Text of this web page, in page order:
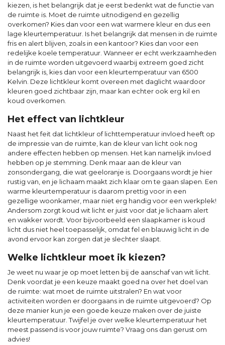
kiezen, is het belangrijk dat je eerst bedenkt wat de functie van
de ruimte is. Moet de ruimte uitnodigend en gezellig
overkomen? Kies dan voor een wat warmere kleur en dus een
lage kleurtemperatuur. Is het belangrijk dat mensen in de ruimte
fris en alert blijven, zoals in een kantoor? Kies dan voor een
redelijke koele temperatuur. Wanneer er echt werkzaamheden
in de ruimte worden uitgevoerd waarbij extreem goed zicht
belangrijk is, kies dan voor een kleurtemperatuur van 6500
Kelvin. Deze lichtkleur komt overeen met daglicht waardoor
kleuren goed zichtbaar zijn, maar kan echter ook erg kil en
koud overkomen.
Het effect van lichtkleur
Naast het feit dat lichtkleur of lichttemperatuur invloed heeft op
de impressie van de ruimte, kan de kleur van licht ook nog
andere effecten hebben op mensen. Het kan namelijk invloed
hebben op je stemming. Denk maar aan de kleur van
zonsondergang, die wat geeloranje is. Doorgaans wordt je hier
rustig van, en je lichaam maakt zich klaar om te gaan slapen. Een
warme kleurtemperatuur is daarom prettig voor in een
gezellige woonkamer, maar niet erg handig voor een werkplek!
Andersom zorgt koud wit licht er juist voor dat je lichaam alert
en wakker wordt. Voor bijvoorbeeld een slaapkamer is koud
licht dus niet heel toepasselijk, omdat fel en blauwig licht in de
avond ervoor kan zorgen dat je slechter slaapt.
Welke lichtkleur moet ik kiezen?
Je weet nu waar je op moet letten bij de aanschaf van wit licht.
Denk voordat je een keuze maakt goed na over het doel van
de ruimte: wat moet de ruimte uitstralen? En wat voor
activiteiten worden er doorgaans in de ruimte uitgevoerd? Op
deze manier kun je een goede keuze maken over de juiste
kleurtemperatuur. Twijfel je over welke kleurtemperatuur het
meest passend is voor jouw ruimte? Vraag ons dan gerust om
advies!